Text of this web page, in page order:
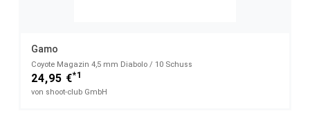
Gamo
Coyote Magazin 4,5 mm Diabolo / 10 Schuss
24,95 €*1
von shoot-club GmbH